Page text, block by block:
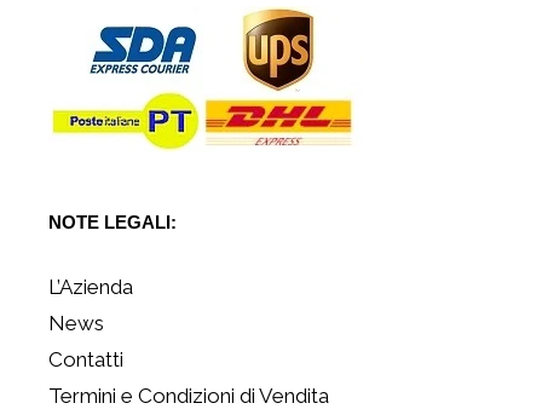
NOTE LEGALI:
L’Azienda
News
Contatti
Termini e Condizioni di Vendita